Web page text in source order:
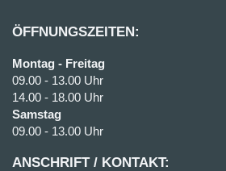
ÖFFNUNGSZEITEN:
Montag - Freitag
09.00 - 13.00 Uhr
14.00 - 18.00 Uhr
Samstag
09.00 - 13.00 Uhr
ANSCHRIFT / KONTAKT: